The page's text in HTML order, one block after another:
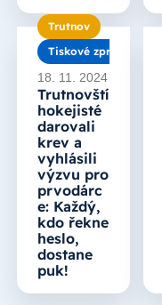
Trutnov
Tiskové zprávy
18. 11. 2024
Trutnovští
hokejisté
darovali
krev a
vyhlásili
výzvu pro
prvodárc
e: Každý,
kdo řekne
heslo,
dostane
puk!